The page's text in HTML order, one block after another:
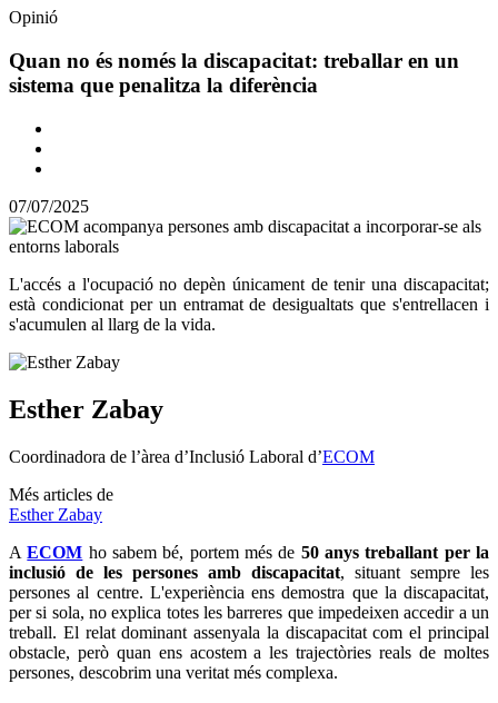
Opinió
Quan no és només la discapacitat: treballar en un
sistema que penalitza la diferència
Comparteix
altres
xarxes
socials
07/07/2025
L'accés a l'ocupació no depèn únicament de tenir una discapacitat;
està condicionat per un entramat de desigualtats que s'entrellacen i
s'acumulen al llarg de la vida.
Sobre
Esther Zabay
Coordinadora de l’àrea d’Inclusió Laboral d’ECOM
Més articles de
Esther Zabay
AECOM ho sabem bé, portem més de 50 anys treballant per la
inclusió de les persones amb discapacitat, situant sempre les
persones al centre. L'experiència ens demostra que la discapacitat,
per si sola, no explica totes les barreres que impedeixen accedir a un
treball. El relat dominant assenyala la discapacitat com el principal
obstacle, però quan ens acostem a les trajectòries reals de moltes
persones, descobrim una veritat més complexa.